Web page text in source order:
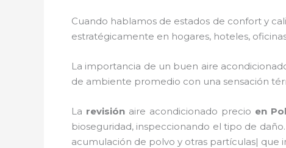
Cuando hablamos de estados de confort y
estratégicamente en hogares, hoteles,
La importancia de un buen aire
de ambiente promedio con una sensación
La revisiónaire acondicionado precio en
bioseguridad, inspeccionando el tipo de
acumulación de polvo y otras partículas|